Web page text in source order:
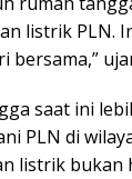
listrik PLN.
saat ini
PLN di
listrik bukan